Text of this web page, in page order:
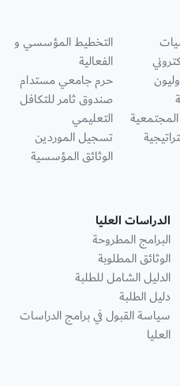
التخطيط المؤسسي و
الفعالية
حرم جامعي مستدام
صندوق ثامر للتكافل
التعليمي
تسجيل الموردين
الوثائق المؤسسية
الدراسات العليا
البرامج المطروحة
الوثائق المطلوبة
الدليل الشامل للطلبة
دليل الطلبة
سياسة القبول في برامج الدراسات
العليا